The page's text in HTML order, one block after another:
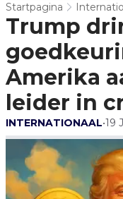
Startpagina
Trump
Amerika
leider in
INTERNATIONAAL•19